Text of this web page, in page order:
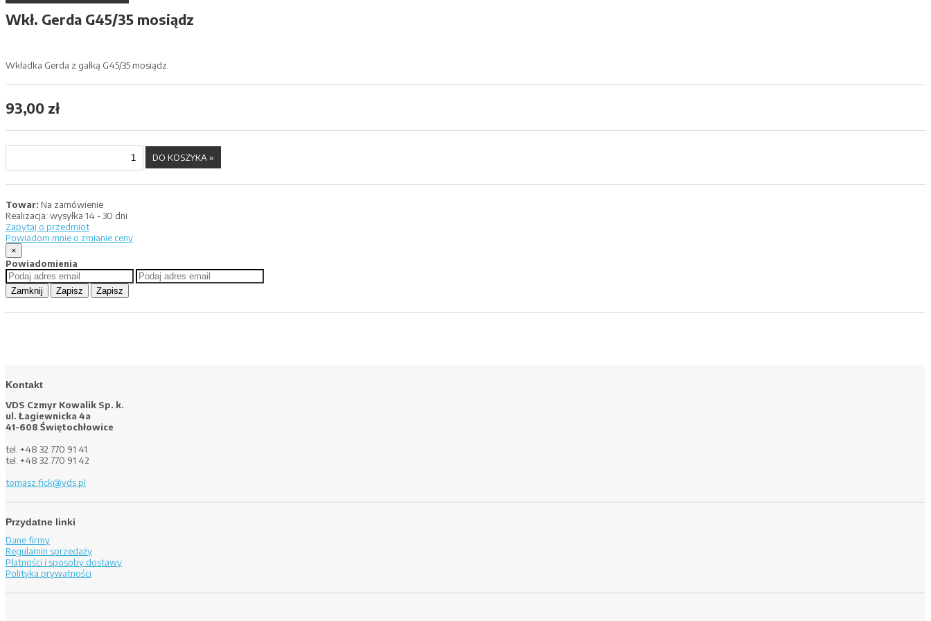
Wkł. Gerda G45/35 mosiądz
Wkładka Gerda z gałką G45/35 mosiądz
93,00 zł
Towar: Na zamówienie
Realizacja: wysyłka 14 - 30 dni
Zapytaj o przedmiot
Powiadom mnie o zmianie ceny
×
Powiadomienia
Zamknij Zapisz Zapisz
Kontakt
VDS Czmyr Kowalik Sp. k.
ul. Łagiewnicka 4a
41-608 Świętochłowice
tel. +48 32 770 91 41
tel. +48 32 770 91 42
tomasz.fick@vds.pl
Przydatne linki
Dane firmy
Regulamin sprzedaży
Płatności i sposoby dostawy
Polityka prywatności